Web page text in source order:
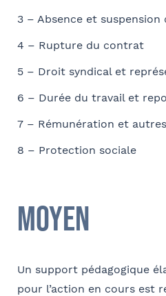
3 – Absence et
4 – Rupture du contrat
5 – Droit syndical et
6 – Durée du travail et
7 – Rémunération et
8 – Protection sociale
Moyen
Un support pédagogique
pour l’action en cours est
E-mail
Commentaire- FACULTATIF
Conformément à la loi «
modifiée en 2004, vous bénéficiez
exercer en adressant un mail à